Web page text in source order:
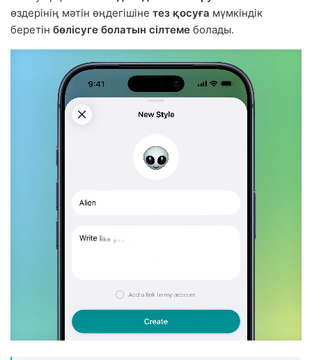
өздерінің мәтін өңдегішіне тез қосуға мүмкіндік
беретін бөлісуге болатын сілтеме болады.